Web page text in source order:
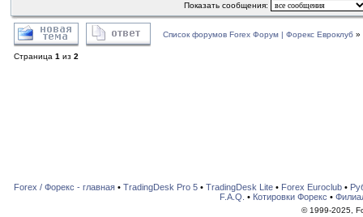
Показать сообщения:
Список форумов Forex Форум | Форекс Евроклуб »
Страница 1 из 2
Forex / Форекс - главная• TradingDesk Pro 5• TradingDesk Lite• Forex Euroclub•
F.A.Q. • Котировки Форекс •
© 1999-2025,